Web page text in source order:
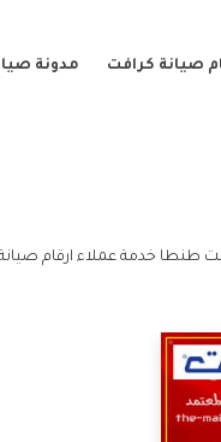
صيانة كرافت مدونة
طنطا خدمة عملاء ارقام